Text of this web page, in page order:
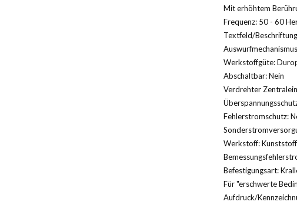
Mit erhöhtem
Frequenz: 50 - 60
Textfeld/
Werkstoffgüte:
Abschaltbar: Nein
Verdrehter
Fehlerstromschutz:
Werkstoff: Kunststoff
Befestigungsart:
Für "erschwerte
Aufdruck/